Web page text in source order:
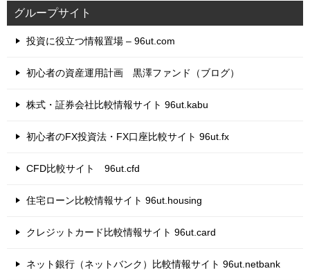
グループサイト
投資に役立つ情報置場 – 96ut.com
初心者の資産運用計画 黒澤ファンド（ブログ）
株式・証券会社比較情報サイト 96ut.kabu
初心者のFX投資法・FX口座比較サイト 96ut.fx
CFD比較サイト 96ut.cfd
住宅ローン比較情報サイト 96ut.housing
クレジットカード比較情報サイト 96ut.card
ネット銀行（ネットバンク）比較情報サイト 96ut.netbank